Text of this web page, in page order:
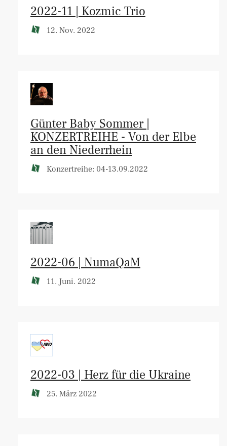
2022-11 | Kozmic Trio
12. Nov. 2022
Günter Baby Sommer |
KONZERTREIHE - Von der Elbe
an den Niederrhein
Konzertreihe: 04-13.09.2022
2022-06 | NumaQaM
11. Juni. 2022
2022-03 | Herz für die Ukraine
25. März 2022